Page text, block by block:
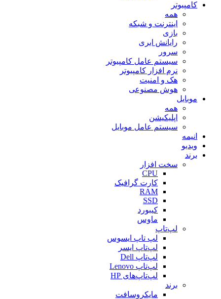
کامپیوتر
همه
اینترنت و شبکه
بازی
رایانش ابری
سرور
سیستم عامل کامپیوتر
نرم افزار کامپیوتر
هک و امنیت
هوش مصنوعی
موبایل
همه
اپلیکیشن
سیستم عامل موبایل
انیمه
ویدیو
برند
سخت افزار
CPU
کارت گرافیک
RAM
SSD
کیبورد
ماوس
لپ‌تاپ
لپ تاپ ایسوس
لپ‌تاپ ایسر
لپ‌تاپ Dell
لپ‌تاپ Lenovo
لپ‌تاپ‌های HP
برند
مایکروسافت